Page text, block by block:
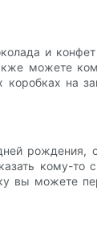
и
можете
коробках на
рождения,
кому-то
вы можете